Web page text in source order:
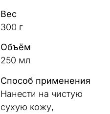
Вес
300 г
Объём
250 мл
Способ применения
Нанести на чистую
сухую кожу,